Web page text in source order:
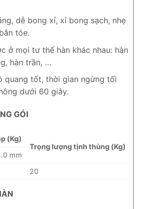
dễ bong xỉ, xỉ bong sạch, nhẹ
tóe.
ở mọi tư thế hàn khác nhau: hàn
hàn trần, …
quang tốt, thời gian ngừng tối
dưới 60 giây.
GÓI
(Kg)
Trọng lượng tịnh thùng (Kg)
mm
20